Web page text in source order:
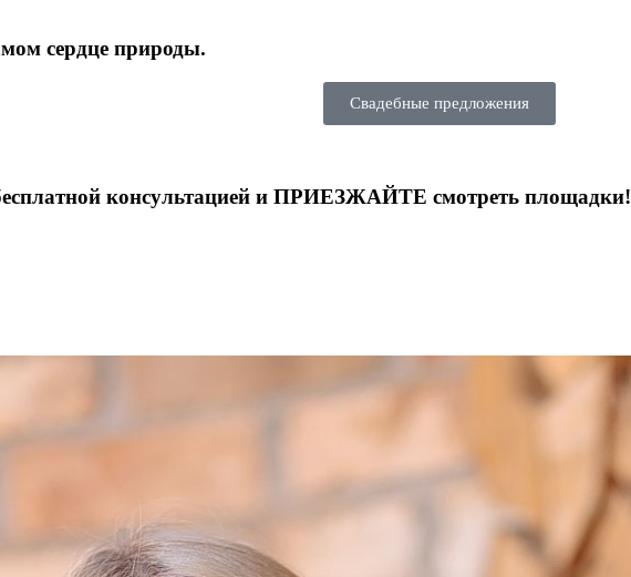
сердце природы.
Свадебные предложения
бесплатной консультацией и ПРИЕЗЖАЙТЕ смотреть площадки!